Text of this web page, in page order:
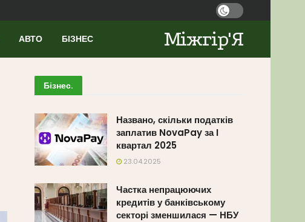
АВТО БІЗНЕС Міжгір'Я
Бізнес.
Названо, скільки податків
заплатив NovaPay за I
квартал 2025
23.04.2025
Частка непрацюючих
кредитів у банківському
секторі зменшилася — НБУ